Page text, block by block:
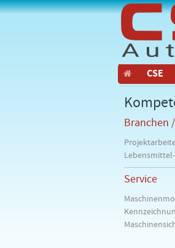
CSE
Branchen
Service